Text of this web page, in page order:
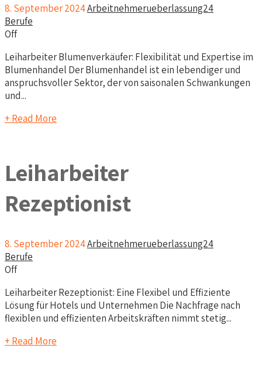
8. September 2024Arbeitnehmerueberlassung24
Berufe
Off
Leiharbeiter Blumenverkäufer: Flexibilität und Expertise im
Blumenhandel Der Blumenhandel ist ein lebendiger und
anspruchsvoller Sektor, der von saisonalen Schwankungen
und...
+ Read More
Leiharbeiter
Rezeptionist
8. September 2024Arbeitnehmerueberlassung24
Berufe
Off
Leiharbeiter Rezeptionist: Eine Flexibel und Effiziente
Lösung für Hotels und Unternehmen Die Nachfrage nach
flexiblen und effizienten Arbeitskräften nimmt stetig...
+ Read More